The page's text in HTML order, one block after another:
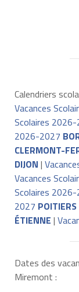
Calendriers
Vacances
Scolaires
2026-2027
CLERMONT-
DIJON |
Vacances
Scolaires
2027 POITIERS
ÉTIENNE |
Dates des
Miremont :